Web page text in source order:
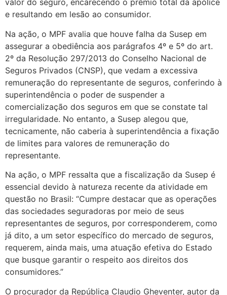
valor do seguro, encarecendo o prêmio total da apólice
e resultando em lesão ao consumidor.
Na ação, o MPF avalia que houve falha da Susep em
assegurar a obediência aos parágrafos 4º e 5º do art.
2º da Resolução 297/2013 do Conselho Nacional de
Seguros Privados (CNSP), que vedam a excessiva
remuneração do representante de seguros, conferindo à
superintendência o poder de suspender a
comercialização dos seguros em que se constate tal
irregularidade. No entanto, a Susep alegou que,
tecnicamente, não caberia à superintendência a fixação
de limites para valores de remuneração do
representante.
Na ação, o MPF ressalta que a fiscalização da Susep é
essencial devido à natureza recente da atividade em
questão no Brasil: “Cumpre destacar que as operações
das sociedades seguradoras por meio de seus
representantes de seguros, por corresponderem, como
já dito, a um setor específico do mercado de seguros,
requerem, ainda mais, uma atuação efetiva do Estado
que busque garantir o respeito aos direitos dos
consumidores.”
O procurador da República Claudio Gheventer, autor da